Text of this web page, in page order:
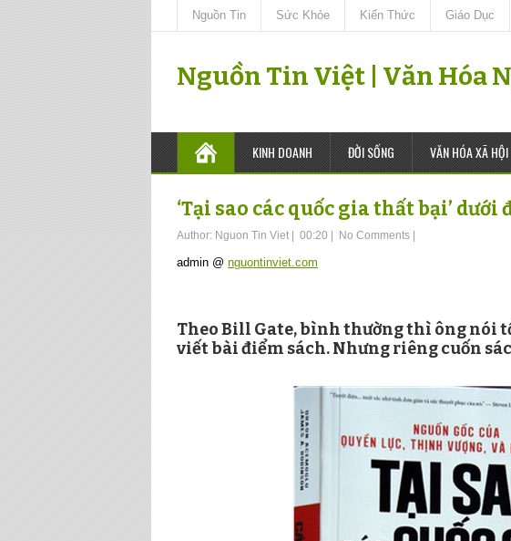
Nguồn Tin Sức Khỏe Kiến Thức Giáo Dục
Nguồn Tin Việt | Văn Hóa
KINH DOANH ĐỜI SỐNG VĂN HÓA XÃ HỘI
‘Tại sao các quốc gia thất bại’
Author: Nguon Tin Viet 00:20 No Comments
admin @ nguontinviet.com
Theo Bill Gate, bình thường thì ông nói
viết bài điểm sách. Nhưng riêng cuốn